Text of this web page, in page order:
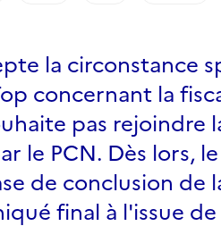
la circonstance
concernant la
pas rejoindre
le PCN. Dès lors,
de conclusion de
final à l'issue